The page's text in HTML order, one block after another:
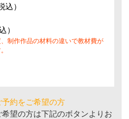
込）
）
制作作品の材料の違いで教材費が
約をご希望の方
望の方は下記のボタンよりお